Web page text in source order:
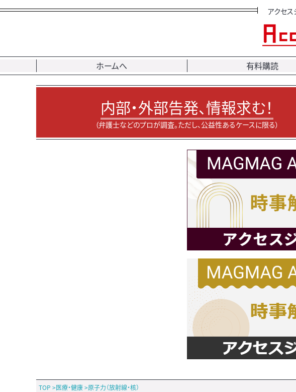
アクセ
ホームへ 有料購読
内部・外部告発、情報求む！
（弁護士などのプロが調査。ただし、公益性あるケースに限る）
TOP >医療・健康>原子力（放射線・核）